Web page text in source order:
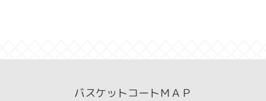
バスケットコートＭＡＰ